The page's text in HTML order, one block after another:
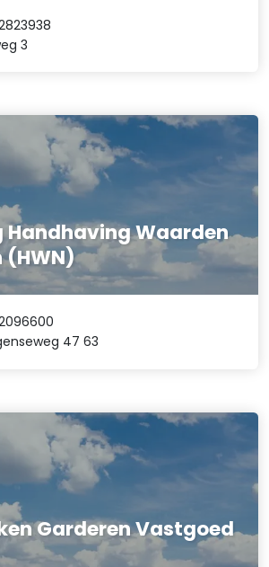
3
Handhaving Waarden
(HWN)
47 63
Garderen Vastgoed